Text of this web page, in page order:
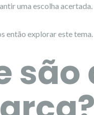
uma escolha acertada.
então explorar este tema.